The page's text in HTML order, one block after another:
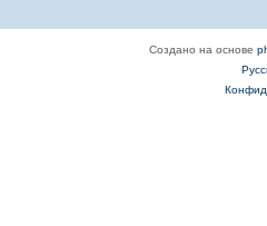
Создано на основе